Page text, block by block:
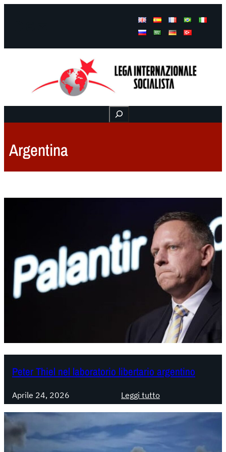
Buscar
Argentina
Peter Thiel nel laboratorio libertario argentino
Aprile 24, 2026 Leggi tutto:
P
e